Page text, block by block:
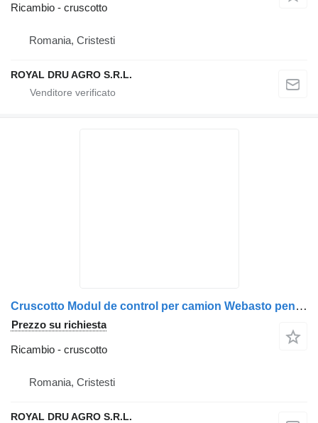
Ricambio - cruscotto
Romania, Cristesti
ROYAL DRU AGRO S.R.L.
Cruscotto Modul de control per camion Webasto pentru încălzitor Volvo 46026A/46026B/82775A/1366184
Prezzo su richiesta
Ricambio - cruscotto
Romania, Cristesti
ROYAL DRU AGRO S.R.L.